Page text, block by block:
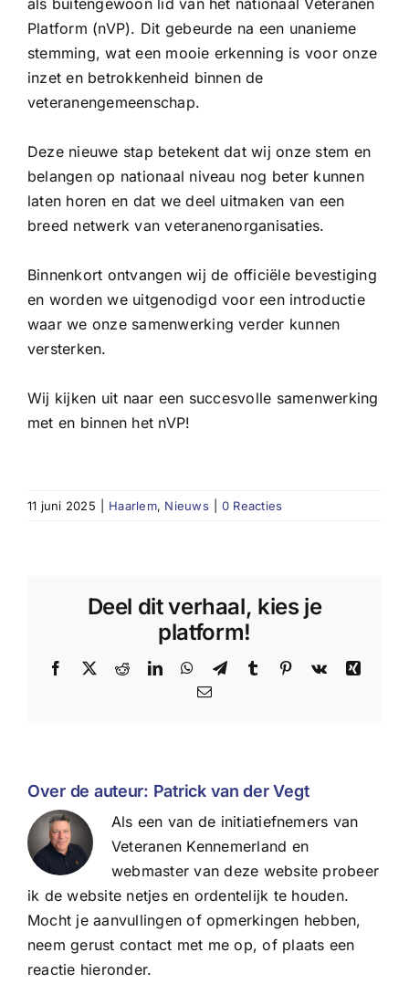
als buitengewoon lid van het nationaal Veteranen
Platform (nVP). Dit gebeurde na een unanieme
stemming, wat een mooie erkenning is voor onze
inzet en betrokkenheid binnen de
veteranengemeenschap.
Deze nieuwe stap betekent dat wij onze stem en
belangen op nationaal niveau nog beter kunnen
laten horen en dat we deel uitmaken van een
breed netwerk van veteranenorganisaties.
Binnenkort ontvangen wij de officiële bevestiging
en worden we uitgenodigd voor een introductie
waar we onze samenwerking verder kunnen
versterken.
Wij kijken uit naar een succesvolle samenwerking
met en binnen het nVP!
11 juni 2025 Haarlem, Nieuws 0 Reacties
Deel dit verhaal, kies je
platform!
Facebook
X RedditLinkedInWhatsApp
TelegramTumblr Pinterest
Vk
Xing
E-
Over de auteur: Patrick van der Vegt
Als een van de initiatiefnemers van
Veteranen Kennemerland en
webmaster van deze website probeer
ik de website netjes en ordentelijk te houden.
Mocht je aanvullingen of opmerkingen hebben,
neem gerust contact met me op, of plaats een
reactie hieronder.